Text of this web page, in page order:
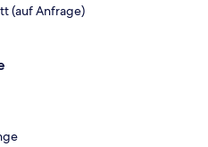
(auf Anfrage)